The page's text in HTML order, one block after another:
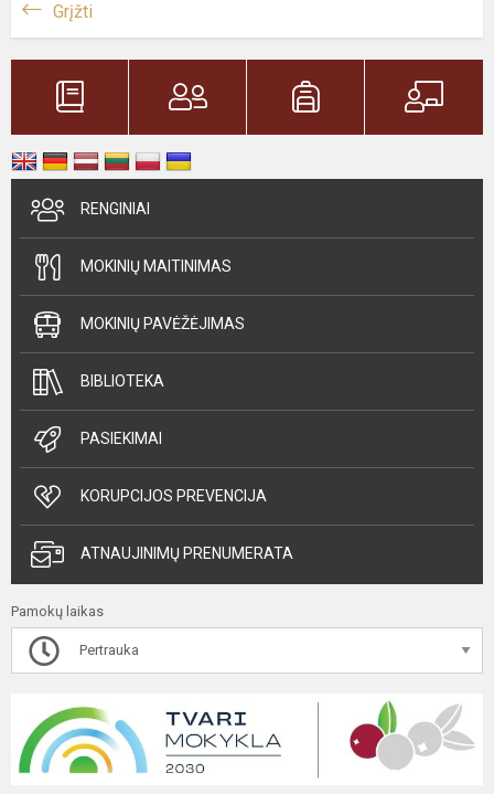
Grįžti
RENGINIAI
MOKINIŲ MAITINIMAS
MOKINIŲ PAVĖŽĖJIMAS
BIBLIOTEKA
PASIEKIMAI
KORUPCIJOS PREVENCIJA
ATNAUJINIMŲ PRENUMERATA
Pamokų laikas
Pertrauka